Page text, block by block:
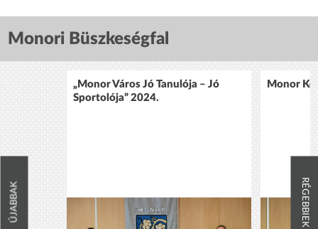
Monori Büszkeségfal
ÚJABBAK
„Monor Város Jó Tanulója – Jó
Sportolója” 2024.
Monor
RÉGEBBIEK